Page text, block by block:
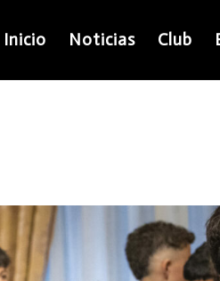
Inicio Noticias Club